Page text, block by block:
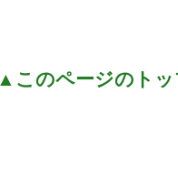
▲このページのトッ